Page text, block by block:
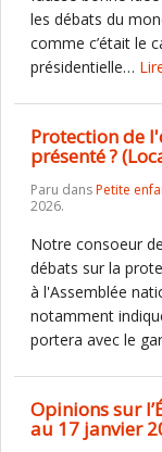
les débats du
comme c’était le
présidentielle…
Protection de
présenté ?
Paru dansPetite
2026.
Notre consoeur
débats sur la
à l'Assemblée
notamment
portera avec le
Opinions sur
au 17 janvier